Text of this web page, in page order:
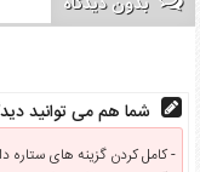
کامل کردن گزینه های ستاره دار (*) الزامی است -